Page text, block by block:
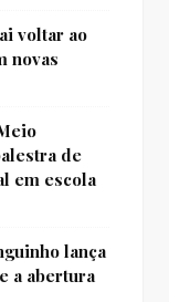
voltar ao
novas
de
em escola
lança
a abertura